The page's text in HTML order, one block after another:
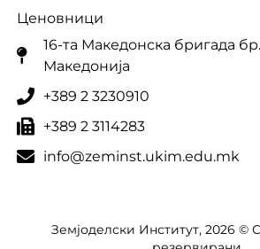
Ценовници
16-та Македонска бригада
Македонија
+389 2 3230910
+389 2 3114283
info@zeminst.ukim.edu.mk
Земјоделски Институт, 2026 ©